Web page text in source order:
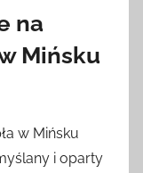
na
Mińsku
w Mińsku
i oparty